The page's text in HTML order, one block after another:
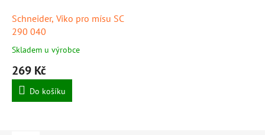
Schneider, Víko pro mísu SC
290 040
Skladem u výrobce
269 Kč
Do košíku